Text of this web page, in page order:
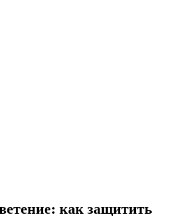
как защитить